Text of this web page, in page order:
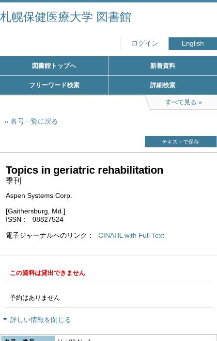
札幌保健医療大学 図書館
ログイン English
図書館トップへ 新着資料
フリーワード検索 詳細検索
すべて見る
各号一覧に戻る
テキストで保存
Topics in geriatric rehabilitation
季刊
Aspen Systems Corp.
[Gaithersburg, Md.]
ISSN
08827524
電子ジャーナルへのリンク CINAHL with Full Text
この資料は貸出できません
予約はありません
詳しい情報を閉じる